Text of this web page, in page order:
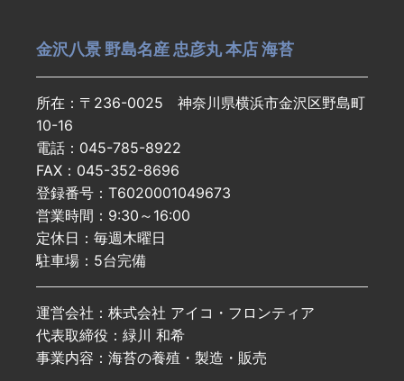
金沢八景 野島名産 忠彦丸 本店 海苔
所在：〒236-0025 神奈川県横浜市金沢区野島町
10-16
電話：045-785-8922
FAX：045-352-8696
登録番号：T6020001049673
営業時間：9:30～16:00
定休日：毎週木曜日
駐車場：5台完備
運営会社：株式会社 アイコ・フロンティア
代表取締役：緑川 和希
事業内容：海苔の養殖・製造・販売